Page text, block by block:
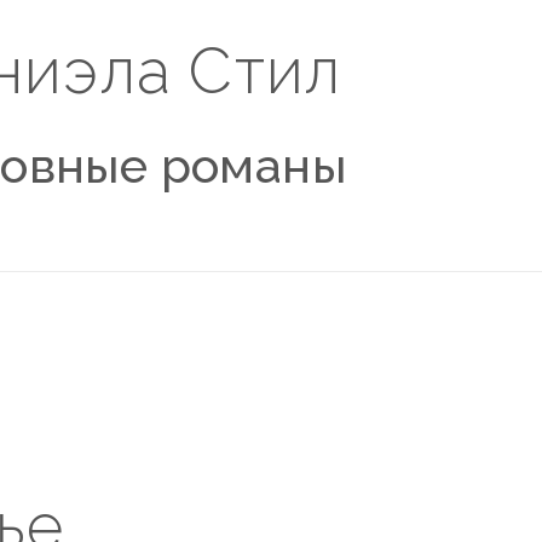
Стил
романы